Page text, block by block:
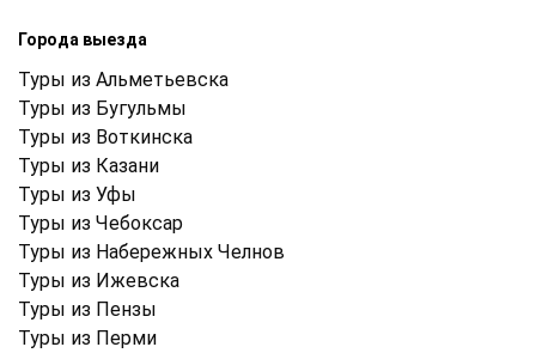
Города выезда
Туры из Альметьевска
Туры из Бугульмы
Туры из Воткинска
Туры из Казани
Туры из Уфы
Туры из Чебоксар
Туры из Набережных Челнов
Туры из Ижевска
Туры из Пензы
Туры из Перми